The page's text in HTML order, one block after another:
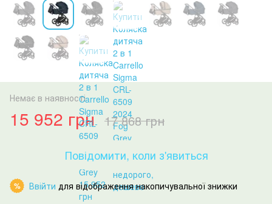
Немає в наявності
15 952 грн 17 868 грн
Повідомити, коли з'явиться
% Ввійти для відображення накопичувальної знижки